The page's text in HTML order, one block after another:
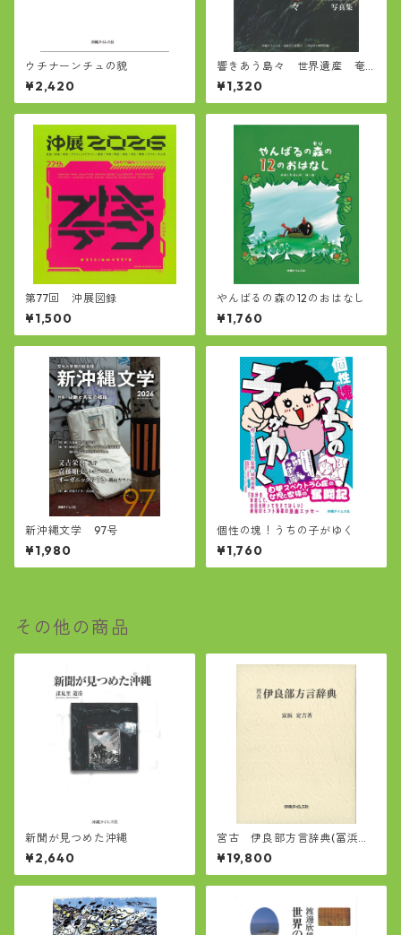
ウチナーンチュの貌
¥2,420
響きあう島々 世界遺産 奄
美大島、徳之島、沖縄島北部
及び西表島 写真集
¥1,320
第77回 沖展図録
¥1,500
やんばるの森の12のおはなし
¥1,760
新沖縄文学 97号
¥1,980
個性の塊！うちの子がゆく
¥1,760
その他の商品
新聞が見つめた沖縄
¥2,640
宮古 伊良部方言辞典(冨浜定
吉著)
¥19,800